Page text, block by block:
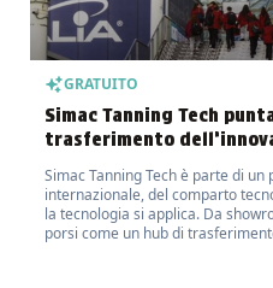
GRATUITO
Simac Tanning Tech
trasferimento
Simac Tanning Tech è parte di
internazionale, del comparto
la tecnologia si applica. Da
porsi come un hub di